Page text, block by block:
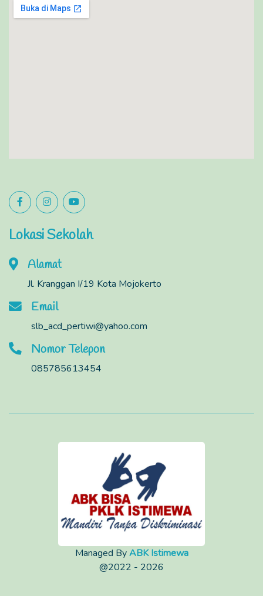
Lokasi Sekolah
Alamat
Jl. Kranggan I/19 Kota Mojokerto
Email
slb_acd_pertiwi@yahoo.com
Nomor Telepon
085785613454
Managed ByABK Istimewa
@2022 - 2026